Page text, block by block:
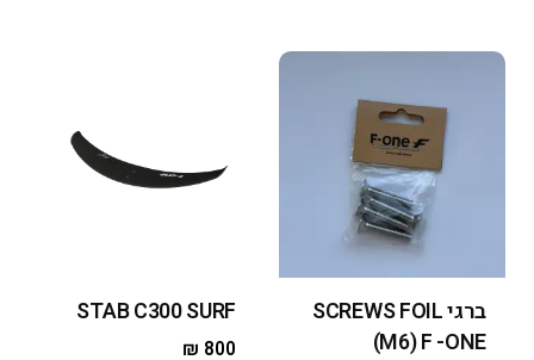
ברגי SCREWS FOIL
(M6) F -ONE
STAB C300 SURF
₪ 800